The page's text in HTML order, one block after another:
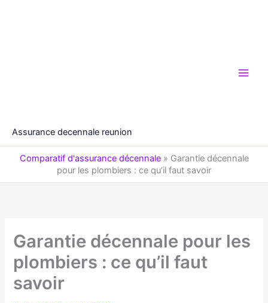
Assurance decennale reunion
Comparatif d'assurance décennale» Garantie décennale
pour les plombiers : ce qu’il faut savoir
Garantie décennale pour les
plombiers : ce qu’il faut
savoir